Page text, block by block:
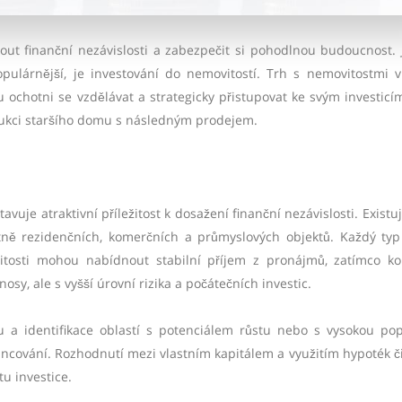
finanční nezávislosti a zabezpečit si pohodlnou budoucnost.
je investování do nemovitostí. Trh s nemovitostmi
se vzdělávat a strategicky přistupovat ke svým
staršího domu s následným prodejem.
atraktivní příležitost k dosažení finanční nezávislosti.
rezidenčních, komerčních a průmyslových objektů. Každý
mohou nabídnout stabilní příjem z pronájmů, zatímco
ale s vyšší úrovní rizika a počátečních investic.
identifikace oblastí s potenciálem růstu nebo s vysokou
Rozhodnutí mezi vlastním kapitálem a využitím hypoték
investice.